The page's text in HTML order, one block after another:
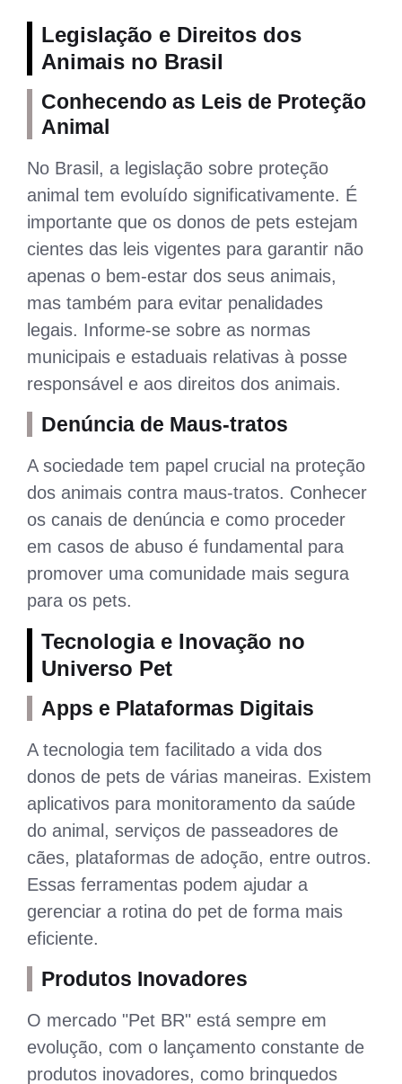
Legislação e Direitos dos
Animais no Brasil
Conhecendo as Leis de Proteção
Animal
No Brasil, a legislação sobre proteção
animal tem evoluído significativamente. É
importante que os donos de pets estejam
cientes das leis vigentes para garantir não
apenas o bem-estar dos seus animais,
mas também para evitar penalidades
legais. Informe-se sobre as normas
municipais e estaduais relativas à posse
responsável e aos direitos dos animais.
Denúncia de Maus-tratos
A sociedade tem papel crucial na proteção
dos animais contra maus-tratos. Conhecer
os canais de denúncia e como proceder
em casos de abuso é fundamental para
promover uma comunidade mais segura
para os pets.
Tecnologia e Inovação no
Universo Pet
Apps e Plataformas Digitais
A tecnologia tem facilitado a vida dos
donos de pets de várias maneiras. Existem
aplicativos para monitoramento da saúde
do animal, serviços de passeadores de
cães, plataformas de adoção, entre outros.
Essas ferramentas podem ajudar a
gerenciar a rotina do pet de forma mais
eficiente.
Produtos Inovadores
O mercado "Pet BR" está sempre em
evolução, com o lançamento constante de
produtos inovadores, como brinquedos